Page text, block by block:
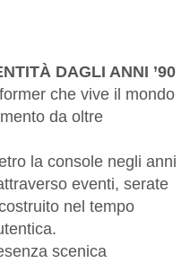
DAGLI ANNI ’90
che vive il mondo
da oltre
la console negli anni
eventi, serate
nel tempo
scenica